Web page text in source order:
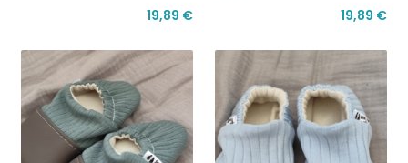
19,89 €
19,89 €